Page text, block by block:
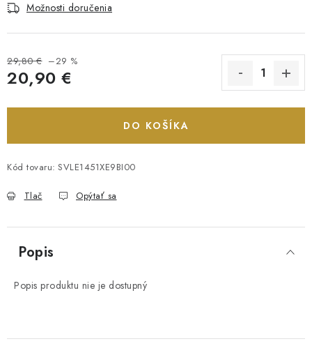
Možnosti doručenia
29,80 € –29 %
20,90 €
DO KOŠÍKA
Kód tovaru: SVLE1451XE9BI00
Tlač Opýtať sa
Popis
Popis produktu nie je dostupný